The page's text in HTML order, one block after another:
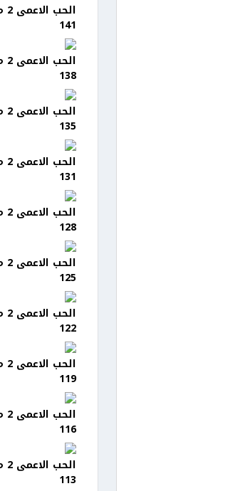
141
138
135
131
128
125
122
119
116
113